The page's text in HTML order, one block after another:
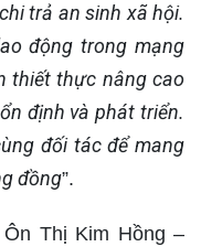
trả an sinh xã hội.
động trong mạng
thiết thực nâng cao
định và phát triển.
đối tác để mang
đồng”.
Thị Kim Hồng –